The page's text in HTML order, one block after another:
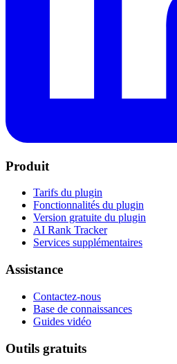
Produit
Tarifs du plugin
Fonctionnalités du plugin
Version gratuite du plugin
AI Rank Tracker
Services supplémentaires
Assistance
Contactez-nous
Base de connaissances
Guides vidéo
Outils gratuits